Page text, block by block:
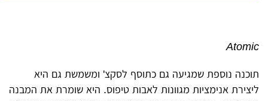
Atomic
תוכנה נוספת שמגיעה גם כתוסף לסקצ' ומשמשת גם היא
ליצירת אנימציות מגוונות לאבות טיפוס. היא שומרת את המבנה